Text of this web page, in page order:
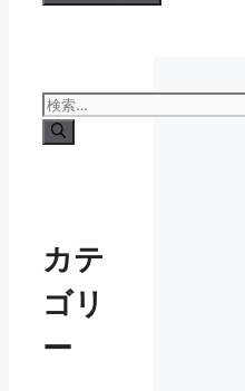
検
索:
カテ
ゴリ
ー